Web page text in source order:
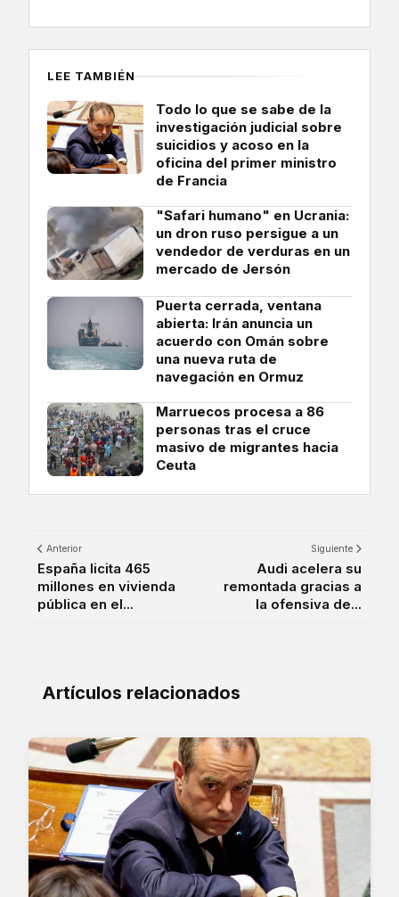
LEE TAMBIÉN
Todo lo que se sabe de la
investigación judicial sobre
suicidios y acoso en la
oficina del primer ministro
de Francia
"Safari humano" en Ucrania:
un dron ruso persigue a un
vendedor de verduras en un
mercado de Jersón
Puerta cerrada, ventana
abierta: Irán anuncia un
acuerdo con Omán sobre
una nueva ruta de
navegación en Ormuz
Marruecos procesa a 86
personas tras el cruce
masivo de migrantes hacia
Ceuta
Anterior
España licita 465
millones en vivienda
pública en el...
Siguiente
Audi acelera su
remontada gracias a
la ofensiva de...
Artículos relacionados